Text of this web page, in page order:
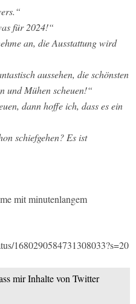
für 2024!“
an, die Ausstattung wird
aussehen, die schönsten
und Mühen scheuen!“
dann hoffe ich, dass es ein
schiefgehen? Es ist
mit minutenlangem
1680290584731308033?s=20
mir Inhalte von Twitter